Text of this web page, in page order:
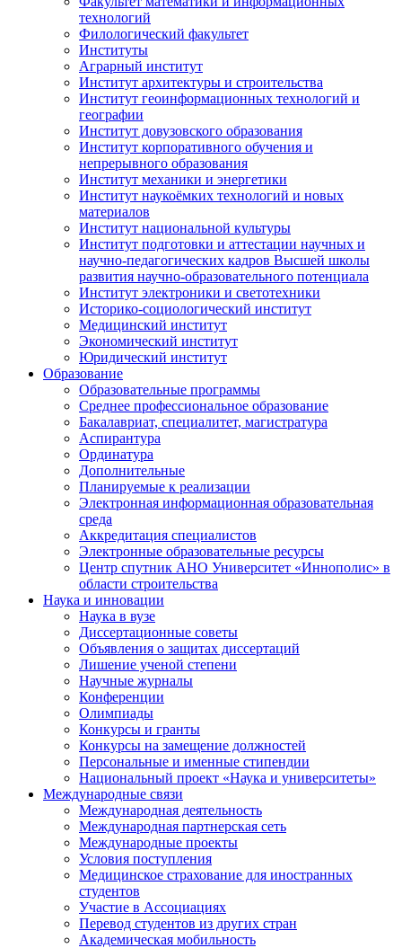
технологий
Филологический факультет
Институты
Аграрный институт
Институт архитектуры и строительства
Институт геоинформационных технологий и
географии
Институт довузовского образования
Институт корпоративного обучения и
непрерывного образования
Институт механики и энергетики
Институт наукоёмких технологий и новых
материалов
Институт национальной культуры
Институт подготовки и аттестации научных и
научно-педагогических кадров Высшей школы
развития научно-образовательного потенциала
Институт электроники и светотехники
Историко-социологический институт
Медицинский институт
Экономический институт
Юридический институт
Образование
Образовательные программы
Среднее профессиональное образование
Бакалавриат, специалитет, магистратура
Аспирантура
Ординатура
Дополнительные
Планируемые к реализации
Электронная информационная образовательная
среда
Аккредитация специалистов
Электронные образовательные ресурсы
Центр спутник АНО Университет «Иннополис» в
области строительства
Наука и инновации
Наука в вузе
Диссертационные советы
Объявления о защитах диссертаций
Лишение ученой степени
Научные журналы
Конференции
Олимпиады
Конкурсы и гранты
Конкурсы на замещение должностей
Персональные и именные стипендии
Национальный проект «Наука и университеты»
Международные связи
Международная деятельность
Международная партнерская сеть
Международные проекты
Условия поступления
Медицинское страхование для иностранных
студентов
Участие в Ассоциациях
Перевод студентов из других стран
Академическая мобильность